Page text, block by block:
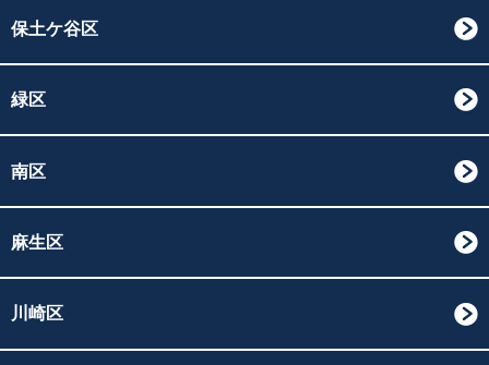
保土ケ谷区
緑区
南区
麻生区
川崎区